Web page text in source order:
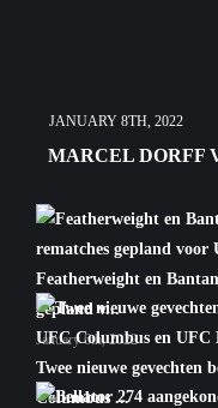
JANUARY 8TH, 2022
MARCEL DORFF
Featherweight en
gepland v...
January 6th, 2022
Twee nieuwe gevechten
Columbus ...